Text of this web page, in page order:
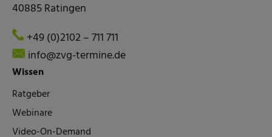
40885 Ratingen
+49 (0)2102 – 711 711
info@zvg-termine.de
Wissen
Ratgeber
Webinare
Video-On-Demand